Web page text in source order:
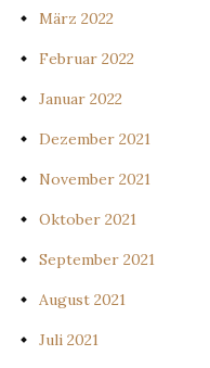
März 2022
Februar 2022
Januar 2022
Dezember 2021
November 2021
Oktober 2021
September 2021
August 2021
Juli 2021